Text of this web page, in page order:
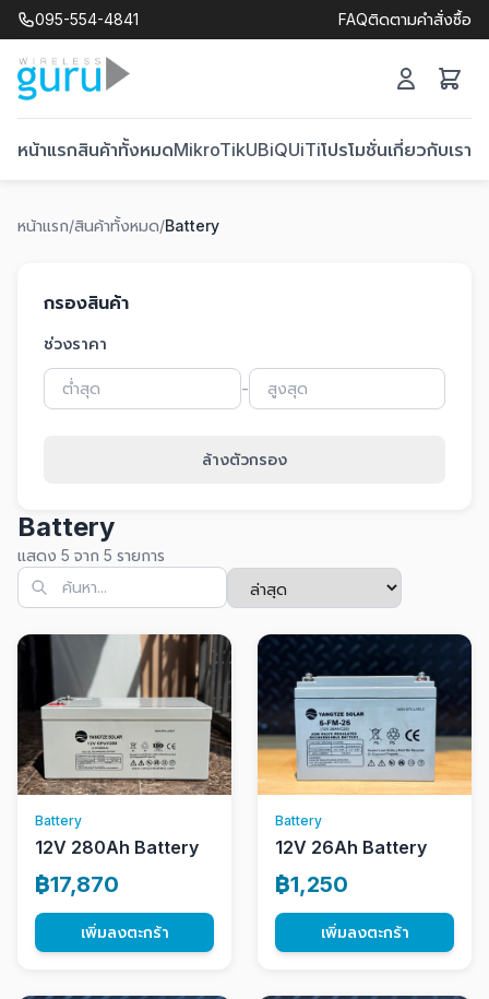
095-554-4841 FAQติดตามคำสั่งซื้อ
หน้าแรกสินค้าทั้งหมดMikroTikUBiQUiTiโปรโมชั่นเกี่ยวกับเรา
หน้าแรก/สินค้าทั้งหมด/Battery
กรองสินค้า
ช่วงราคา
-
ล้างตัวกรอง
Battery
แสดง 5 จาก 5 รายการ
Battery
12V 280Ah Battery
฿17,870
เพิ่มลงตะกร้า
Battery
12V 26Ah Battery
฿1,250
เพิ่มลงตะกร้า